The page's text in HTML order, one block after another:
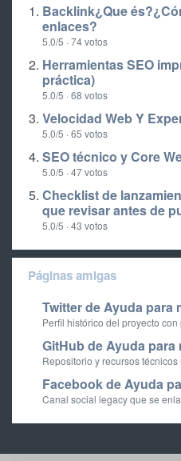
Backlink¿Que
enlaces?
5.0/5 · 74 votos
Herramientas SEO
práctica)
5.0/5 · 68 votos
Velocidad Web Y
5.0/5 · 65 votos
SEO técnico y Core
5.0/5 · 47 votos
Checklist de
que revisar antes de
5.0/5 · 43 votos
Páginas amigas
Twitter de Ayuda para
Perfil histórico del proyecto
GitHub de Ayuda para
Repositorio y recursos
Facebook de Ayuda
Canal social legacy que se